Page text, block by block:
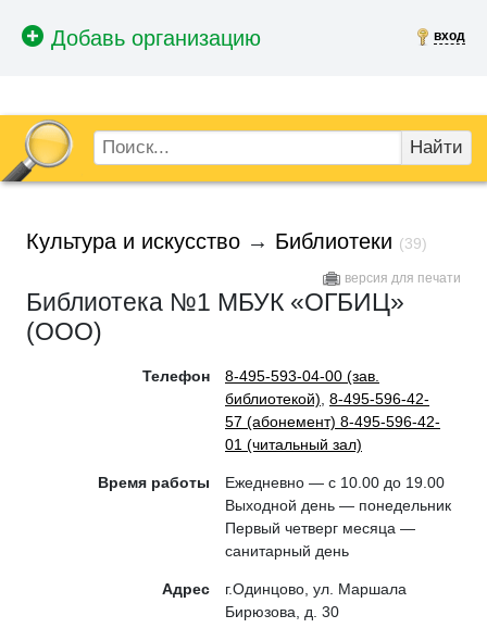
вход
Найти
Культура и искусство → Библиотеки (39)
версия для печати
Библиотека №1 МБУК «ОГБИЦ»
(ООО)
Телефон
8-495-593-04-00 (зав.
библиотекой) 8-495-596-42-
57 (абонемент) 8-495-596-42-
01 (читальный зал)
Время работы
Ежедневно — с 10.00 до 19.00
Выходной день — понедельник
Первый четверг месяца —
санитарный день
Адрес
г.Одинцово, ул. Маршала
Бирюзова, д. 30